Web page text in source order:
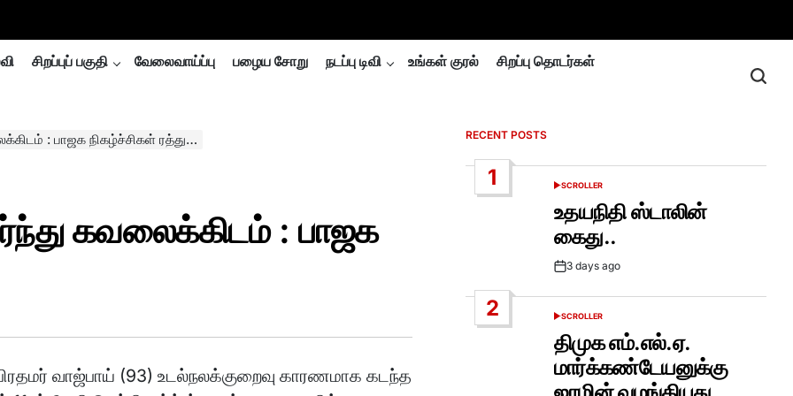
சிறப்புப் பகுதி வேலைவாய்ப்பு பழைய சோறு நடப்பு டிவி உங்கள் குரல் சிறப்பு தொடர்கள்
: பாஜக நிகழ்ச்சிகள் ரத்து…
கவலைக்கிடம் : பாஜக
வாஜ்பாய் (93) உடல்நலக்குறைவு காரணமாக கடந்த
RECENT POSTS
1
POSTED
SCROLLER
உதயநிதி ஸ்டாலின்
கைது..
Post3 days ago
2
POSTED
SCROLLER
திமுக எம்.எல்.ஏ.
மார்க்கண்டேயனுக்கு